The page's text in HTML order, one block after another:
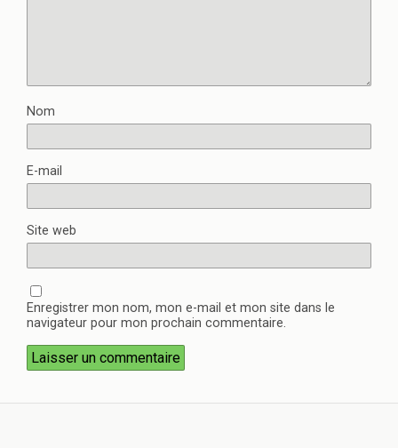
Nom
E-mail
Site web
Enregistrer mon nom, mon e-mail et mon site dans le
navigateur pour mon prochain commentaire.